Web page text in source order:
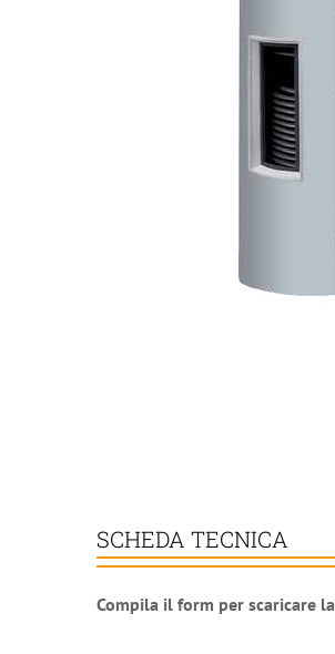
SCHEDA TECNICA
Compila il form per scaricare